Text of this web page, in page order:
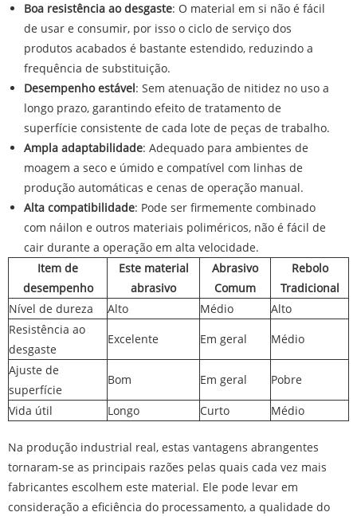
Boa resistência ao desgaste: O material em si não é fácil
de usar e consumir, por isso o ciclo de serviço dos
produtos acabados é bastante estendido, reduzindo a
frequência de substituição.
Desempenho estável: Sem atenuação de nitidez no uso a
longo prazo, garantindo efeito de tratamento de
superfície consistente de cada lote de peças de trabalho.
Ampla adaptabilidade: Adequado para ambientes de
moagem a seco e úmido e compatível com linhas de
produção automáticas e cenas de operação manual.
Alta compatibilidade: Pode ser firmemente combinado
com náilon e outros materiais poliméricos, não é fácil de
cair durante a operação em alta velocidade.
Item de
desempenho
Este material
abrasivo
Abrasivo
Comum
Rebolo
Tradicional
Nível de dureza
Alto Médio
Alto
Resistência ao
desgaste
Excelente Em geral Médio
Ajuste de
superfície
Bom Em geral Pobre
Vida útil Longo Curto Médio
Na produção industrial real, estas vantagens abrangentes
tornaram-se as principais razões pelas quais cada vez mais
fabricantes escolhem este material. Ele pode levar em
consideração a eficiência do processamento, a qualidade do